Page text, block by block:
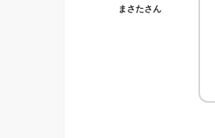
まさたさん